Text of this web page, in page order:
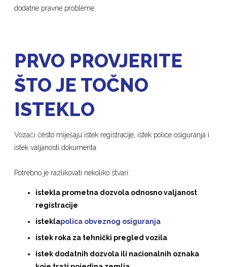
dodatne pravne probleme.
PRVO PROVJERITE
ŠTO JE TOČNO
ISTEKLO
Vozači često miješaju istek registracije, istek police osiguranja i
istek valjanosti dokumenta.
Potrebno je razlikovati nekoliko stvari:
istekla prometna dozvola odnosno valjanost
registracije
isteklapolica obveznog osiguranja
istek roka za tehnički pregled vozila
istek dodatnih dozvola ili nacionalnih oznaka